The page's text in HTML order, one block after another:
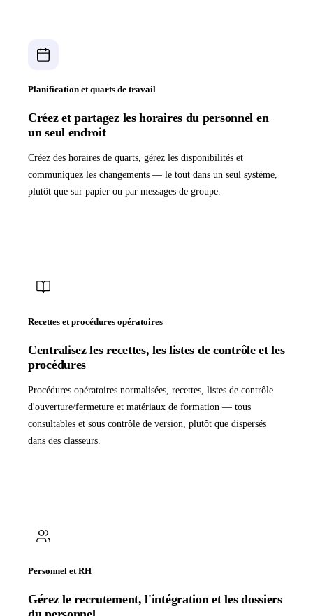
Planification et quarts de travail
Créez et partagez les horaires du personnel en
un seul endroit
Créez des horaires de quarts, gérez les disponibilités et
communiquez les changements — le tout dans un seul système,
plutôt que sur papier ou par messages de groupe.
Recettes et procédures opératoires
Centralisez les recettes, les listes de contrôle et les
procédures
Procédures opératoires normalisées, recettes, listes de contrôle
d'ouverture/fermeture et matériaux de formation — tous
consultables et sous contrôle de version, plutôt que dispersés
dans des classeurs.
Personnel et RH
Gérez le recrutement, l'intégration et les dossiers